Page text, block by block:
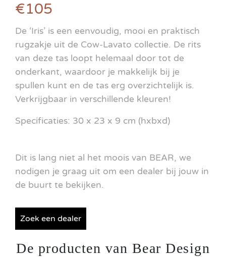
€105
De ‘Iris’ is een eenvoudig, mooi en praktisch
rugzakje uit de Cow-Lavato collectie. De rits
van deze tas loopt helemaal door tot de
onderkant, waardoor je makkelijk bij je
spullen kunt en de tas erg overzichtelijk is.
Verkrijgbaar in verschillende kleuren!
Specificaties: 30 x 23 x 9 cm (hxbxd)
Dit is lang niet al het moois van BEAR, we
nodigen je graag uit om een ​​dealer bij jouw in
de buurt te bekijken.
Zoek een dealer
De producten van Bear Design